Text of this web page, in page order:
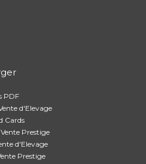
PDF
d'Elevage
Cards
Prestige
d'Elevage
Prestige